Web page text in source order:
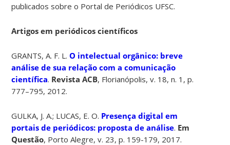
publicadossobreo Portal de Periódicos UFSC.
Artigos em periódicos científicos
GRANTS, A. F. L.O intelectual orgânico: breve
análise de sua relação com a comunicação
científica. Revista ACB, Florianópolis, v. 18, n. 1, p.
777–795, 2012.
GULKA, J. A.; LUCAS, E. O. Presença digital em
portais de periódicos: proposta de análise. Em
Questão, Porto Alegre, v. 23, p. 159-179, 2017.